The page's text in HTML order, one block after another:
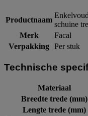
Productnaam
schuine
Merk
Facal
Verpakking Per stuk
Technische
Materiaal
Breedte trede (mm)
Lengte trede (mm)